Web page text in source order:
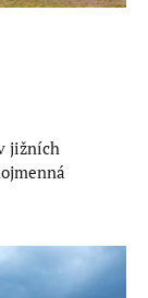
jižních